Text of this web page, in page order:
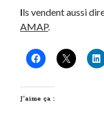
Ils vendent aussi
AMAP.
J’aime ça :